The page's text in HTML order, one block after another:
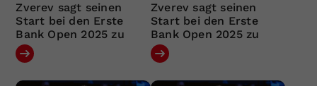
Zverev sagt seinen
Start bei den Erste
Bank Open 2025 zu
Zverev sagt seinen
Start bei den Erste
Bank Open 2025 zu